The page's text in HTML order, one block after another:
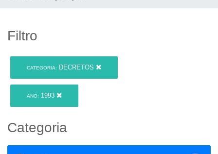
Filtro
CATEGORIA: DECRETOS
ANO: 1993
Categoria